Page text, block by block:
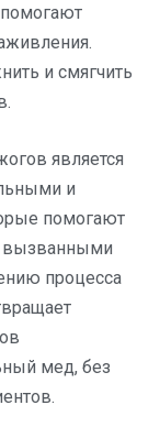
и смягчить
является
и
помогают
вызванными
процесса
мед, без